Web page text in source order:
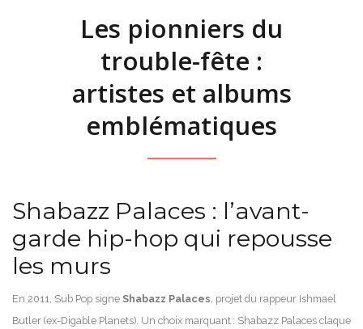
Les pionniers du
trouble-fête :
artistes et albums
emblématiques
Shabazz Palaces : l’avant-
garde hip-hop qui repousse
les murs
En 2011, Sub Pop signe Shabazz Palaces , projet du rappeur Ishmael
Butler (ex-Digable Planets). Un choix marquant : Shabazz Palaces claque